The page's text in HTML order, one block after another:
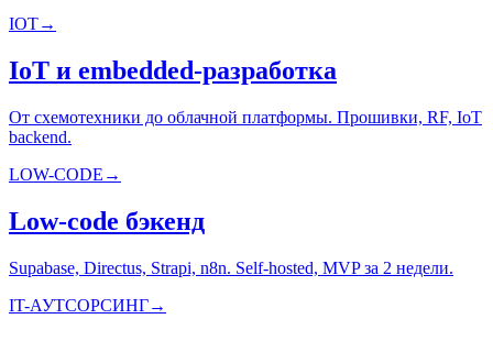
IOT→
IoT и embedded-разработка
От схемотехники до облачной платформы. Прошивки, RF, IoT
backend.
LOW-CODE →
Low-code бэкенд
Supabase, Directus, Strapi, n8n. Self-hosted, MVP за 2 недели.
IT-АУТСОРСИНГ→